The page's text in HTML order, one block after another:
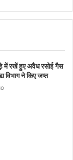
में रखें हुए अवैध रसोई गैस
विभाग ने किए जप्त